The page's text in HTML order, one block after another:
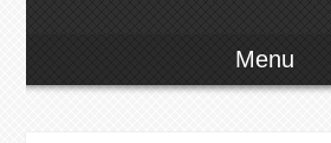
Menu